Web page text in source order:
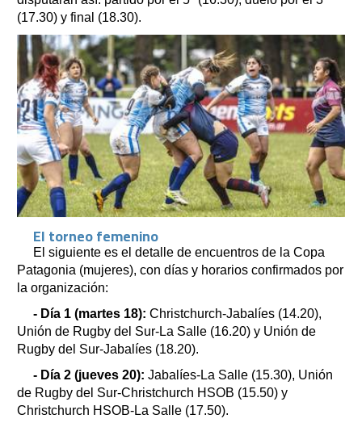
(17.30) y final (18.30).
El torneo femenino
El siguiente es el detalle de encuentros de la Copa
Patagonia (mujeres), con días y horarios confirmados por
la organización:
- Día 1 (martes 18): Christchurch-Jabalíes (14.20),
Unión de Rugby del Sur-La Salle (16.20) y Unión de
Rugby del Sur-Jabalíes (18.20).
- Día 2 (jueves 20): Jabalíes-La Salle (15.30), Unión
de Rugby del Sur-Christchurch HSOB (15.50) y
Christchurch HSOB-La Salle (17.50).